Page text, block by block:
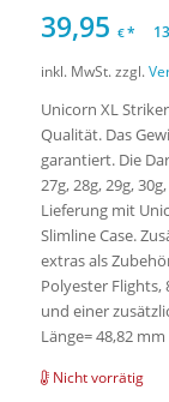
39,95 €*
inkl. MwSt. zzgl.
Unicorn XL
Qualität. Das
garantiert. Die
27g, 28g, 29g,
Lieferung mit
Slimline Case.
extras als
Polyester Flights,
und einer
Länge= 48,82
Nicht vorrätig